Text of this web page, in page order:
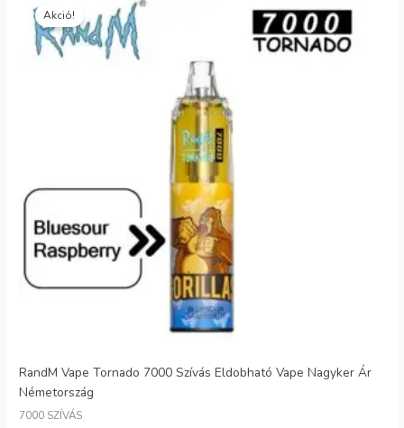
Akció!
RandM Vape Tornado 7000 Szívás Eldobható Vape Nagyker Ár
Németország
7000 SZÍVÁS
ár:
€25.99.€5.39.